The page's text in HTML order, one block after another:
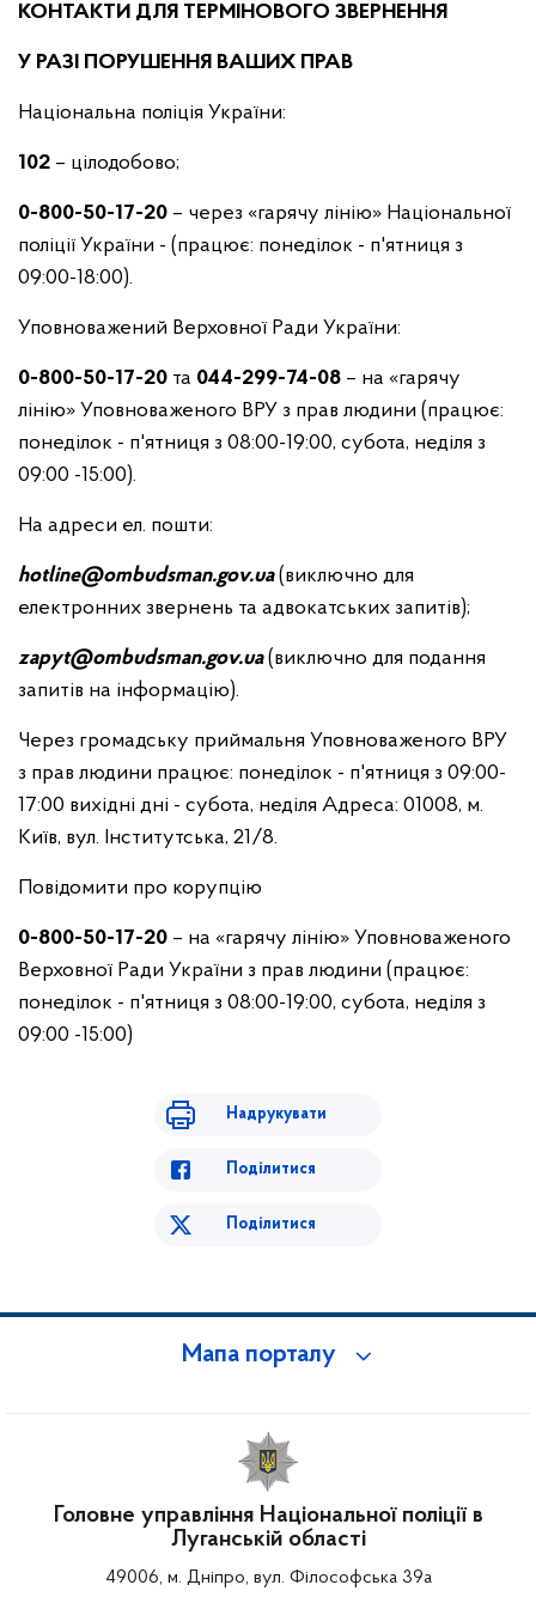
КОНТАКТИ ДЛЯ ТЕРМІНОВОГО ЗВЕРНЕННЯ
У РАЗІ ПОРУШЕННЯ ВАШИХ ПРАВ
Національна поліція України:
102 – цілодобово;
0-800-50-17-20 – через «гарячу лінію» Національної
поліції України - (працює: понеділок - п'ятниця з
09:00-18:00).
Уповноважений Верховної Ради України:
0-800-50-17-20 та 044-299-74-08 – на «гарячу
лінію» Уповноваженого ВРУ з прав людини (працює:
понеділок - п'ятниця з 08:00-19:00, субота, неділя з
09:00 -15:00).
На адреси ел. пошти:
hotline@ombudsman.gov.ua (виключно для
електронних звернень та адвокатських запитів);
zapyt@ombudsman.gov.ua (виключно для подання
запитів на інформацію).
Через громадську приймальня Уповноваженого ВРУ
з прав людини працює: понеділок - п'ятниця з 09:00-
17:00 вихідні дні - субота, неділя Адреса: 01008, м.
Київ, вул. Інститутська, 21/8.
Повідомити про корупцію
0-800-50-17-20 – на «гарячу лінію» Уповноваженого
Верховної Ради України з прав людини (працює:
понеділок - п'ятниця з 08:00-19:00, субота, неділя з
09:00 -15:00)
Надрукувати
Поділитися
Поділитися
Мапа порталу
Головне управління Національної поліції в
Луганській області
49006, м. Дніпро, вул. Філософська 39а